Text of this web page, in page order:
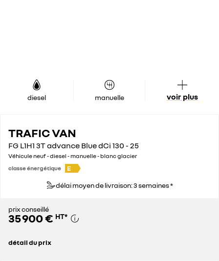
diesel manuelle voir plus
TRAFIC VAN
FG L1H1 3T advance Blue dCi 130 - 25
Véhicule neuf - diesel - manuelle - blanc glacier
classe énergétique
E
délai moyen de livraison: 3 semaines *
prix conseillé
35 900 € HT*
détail du prix